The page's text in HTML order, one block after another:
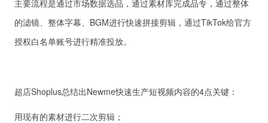
主要流程是通过市场数据选品，通过素材库完成品专，通过整体
的滤镜、整体字幕、BGM进行快速拼接剪辑，通过TikTok给官方
授权白名单账号进行精准投放。
超店Shoplus总结出Newme快速生产短视频内容的4点关键：
用现有的素材进行二次剪辑；